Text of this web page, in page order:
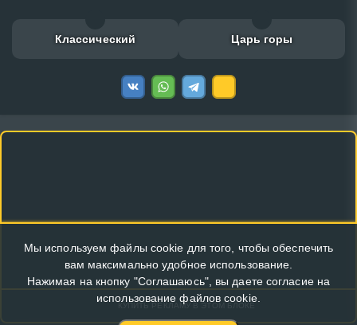
Классический Царь горы
КУПИТЬ РЕКЛАМУ В ЭТОМ БЛОКЕ
Мы используем файлы cookie для того, чтобы обеспечить
вам максимально удобное использование.
Нажимая на кнопку "Соглашаюсь", вы даете согласие на
использование файлов cookie.